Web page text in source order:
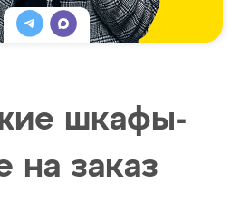
шкафы-
на заказ